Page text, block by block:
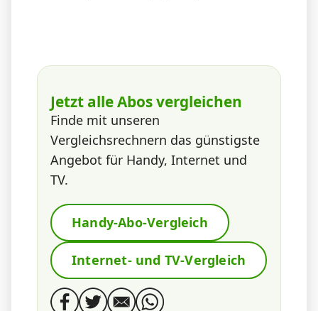
Jetzt alle Abos vergleichen
Finde mit unseren
Vergleichsrechnern das günstigste
Angebot für Handy, Internet und
TV.
Handy-Abo-Vergleich
Internet- und TV-Vergleich